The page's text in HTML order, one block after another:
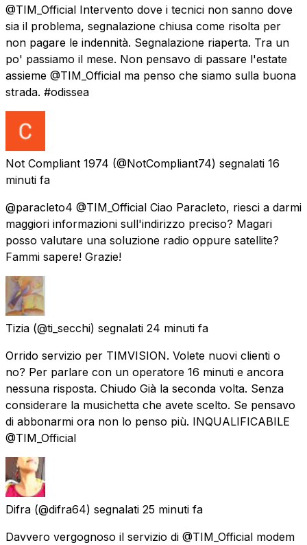
@TIM_Official Intervento dove i tecnici non sanno dove
sia il problema, segnalazione chiusa come risolta per
non pagare le indennità. Segnalazione riaperta. Tra un
po' passiamo il mese. Non pensavo di passare l'estate
assieme @TIM_Official ma penso che siamo sulla buona
strada. #odissea
Not Compliant 1974 (@NotCompliant74) segnalati 16
minuti fa
@paracleto4 @TIM_Official Ciao Paracleto, riesci a darmi
maggiori informazioni sull'indirizzo preciso? Magari
posso valutare una soluzione radio oppure satellite?
Fammi sapere! Grazie!
Tizia (@ti_secchi) segnalati 24 minuti fa
Orrido servizio per TIMVISION. Volete nuovi clienti o
no? Per parlare con un operatore 16 minuti e ancora
nessuna risposta. Chiudo Già la seconda volta. Senza
considerare la musichetta che avete scelto. Se pensavo
di abbonarmi ora non lo penso più. INQUALIFICABILE
@TIM_Official
Difra (@difra64) segnalati 25 minuti fa
Davvero vergognoso il servizio di @TIM_Official modem